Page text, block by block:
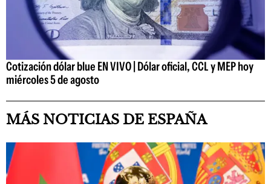
Cotización dólar blue EN VIVO | Dólar oficial, CCL y MEP hoy
miércoles 5 de agosto
MÁS NOTICIAS DE ESPAÑA